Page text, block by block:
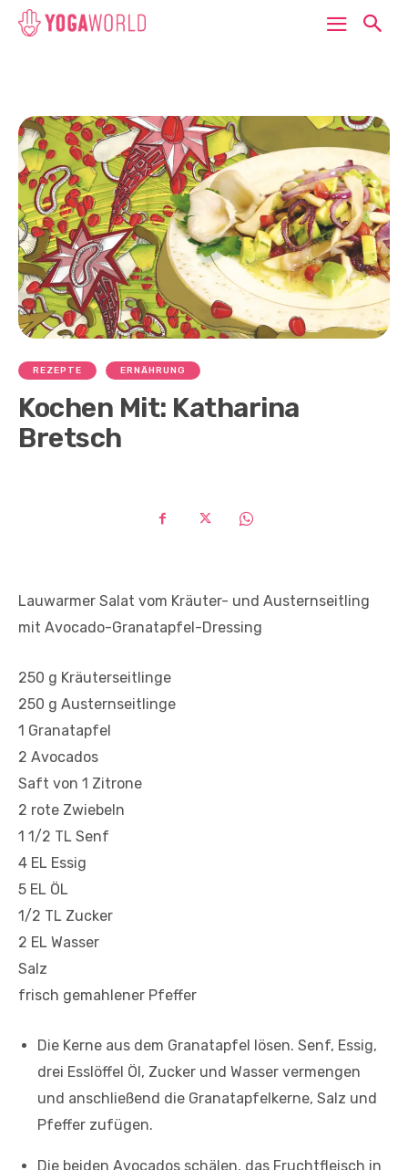
REZEPTE ERNÄHRUNG
Kochen Mit: Katharina
Bretsch
Lauwarmer Salat vom Kräuter- und Austernseitling
mit Avocado-Granatapfel-Dressing
250 g Kräuterseitlinge
250 g Austernseitlinge
1 Granatapfel
2 Avocados
Saft von 1 Zitrone
2 rote Zwiebeln
1 1/2 TL Senf
4 EL Essig
5 EL ÖL
1/2 TL Zucker
2 EL Wasser
Salz
frisch gemahlener Pfeffer
Die Kerne aus dem Granatapfel lösen. Senf, Essig,
drei Esslöffel Öl, Zucker und Wasser vermengen
und anschließend die Granatapfelkerne, Salz und
Pfeffer zufügen.
Die beiden Avocados schälen, das Fruchtfleisch in